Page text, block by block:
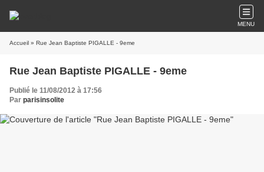
MENU
Accueil » Rue Jean Baptiste PIGALLE - 9eme
Rue Jean Baptiste PIGALLE - 9eme
Publié le 11/08/2012 à 17:56
Par parisinsolite